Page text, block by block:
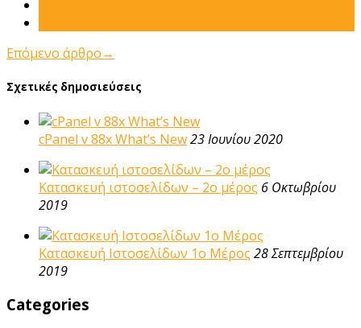
Επόμενο άρθρο→
Σχετικές δημοσιεύσεις
cPanel v 88x What’s New23 Ιουνίου 2020
Κατασκευή ιστοσελίδων – 2ο μέρος 6 Οκτωβρίου
2019
Κατασκευή Ιστοσελίδων 1ο Μέρος 28 Σεπτεμβρίου
2019
Categories